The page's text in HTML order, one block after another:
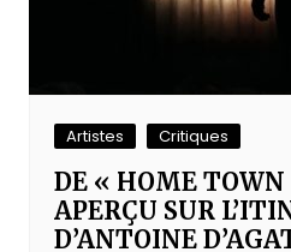
Artistes Critiques
DE « HOME
APERÇU SUR
D’ANTOINE